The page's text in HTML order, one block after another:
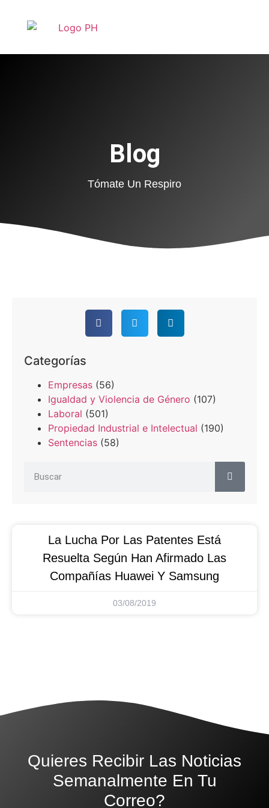
Blog
Tómate Un Respiro
La Lucha Por Las Patentes Está
Resuelta Según Han Afirmado Las
Compañías Huawei Y Samsung
03/08/2019
Categorías
Empresas (56)
Igualdad y Violencia de Género (107)
Laboral (501)
Propiedad Industrial e Intelectual (190)
Sentencias (58)
Quieres Recibir Las Noticias
Semanalmente En Tu
Correo?